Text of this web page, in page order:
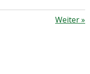
Weiter»